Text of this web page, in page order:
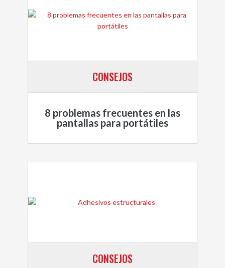
CONSEJOS
8 problemas frecuentes en las
pantallas para portátiles
CONSEJOS